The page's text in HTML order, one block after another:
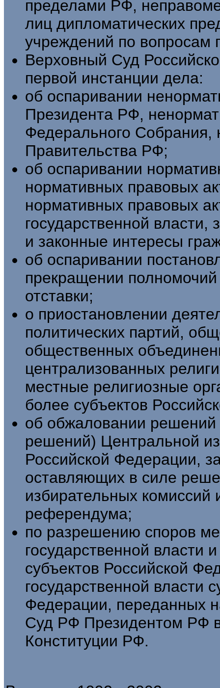
пределами РФ,
лиц дипломатических
учреждений по вопросам
Верховный Суд
первой инстанции дела:
об оспаривании
Президента РФ,
Федерального Собрания,
Правительства РФ;
об оспаривании
нормативных правовых
нормативных правовых
государственной
и законные интересы
об оспаривании
прекращении
отставки;
о приостановлении
политических партий,
общественных
централизованных
местные религиозные
более субъектов
об обжаловании решений
решений) Центральной
Российской Федерации,
оставляющих в силе
избирательных комиссий
референдума;
по разрешению споров
государственной власти
субъектов Российской
государственной власти
Федерации, переданных
Суд РФ Президентом РФ в
Конституции РФ.